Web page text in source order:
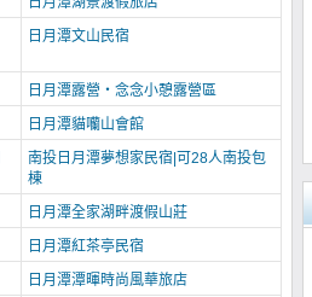
日月潭文山民宿
日月潭露營‧念念小憩露營區
日月潭貓囒山會館
南投日月潭夢想家民宿|可28人南投包
棟
日月潭全家湖畔渡假山莊
日月潭紅茶亭民宿
日月潭潭暉時尚風華旅店